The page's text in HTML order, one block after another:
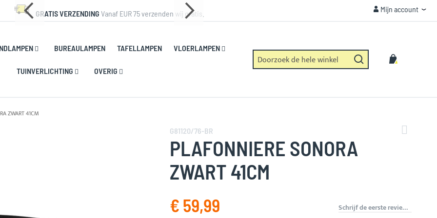
GRATIS VERZENDING Vanaf EUR 75 verzenden wij gratis. Https verbinding en geen dataverzameling.
Mijn account
Mijn account
BUREAULAMPEN TAFELLAMPEN VLOERLAMPEN
TUINVERLICHTING OVERIG
Zoek
Zoek
ZWART 41CM
G81120/76-BR
PLAFONNIERE SONORA
ZWART 41CM
€ 59,99 Schrijf de eerste review over dit product